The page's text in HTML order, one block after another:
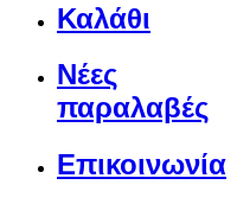
Καλάθι
Νέες
παραλαβές
Επικοινωνία